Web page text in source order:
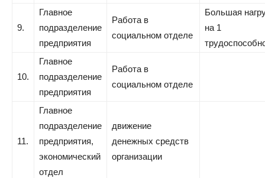
9.
Главное
подразделение
предприятия
Работа в
социальном отделе
Большая
на 1
10.
Главное
подразделение
предприятия
Работа в
социальном отделе
11.
Главное
подразделение
предприятия,
экономический
отдел
движение
денежных средств
организации